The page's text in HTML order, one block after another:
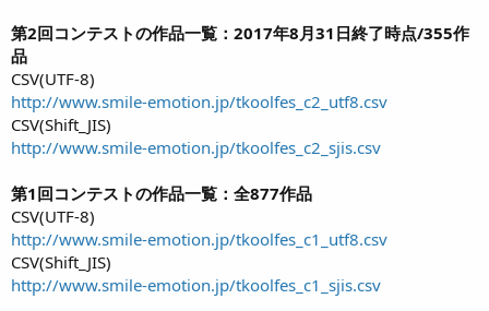
第2回コンテストの作品一覧：2017年8月31日終了時点/355作
品
CSV(UTF-8)
http://www.smile-emotion.jp/tkoolfes_c2_utf8.csv
CSV(Shift_JIS)
http://www.smile-emotion.jp/tkoolfes_c2_sjis.csv
第1回コンテストの作品一覧：全877作品
CSV(UTF-8)
http://www.smile-emotion.jp/tkoolfes_c1_utf8.csv
CSV(Shift_JIS)
http://www.smile-emotion.jp/tkoolfes_c1_sjis.csv